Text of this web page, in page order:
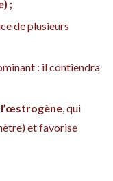
;
de plusieurs
: il contiendra
, qui
et favorise